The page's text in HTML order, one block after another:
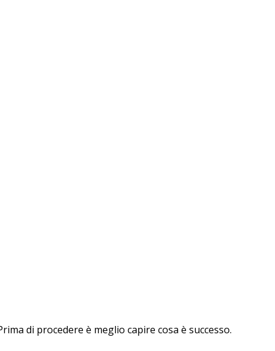
di procedere è meglio capire cosa è successo.